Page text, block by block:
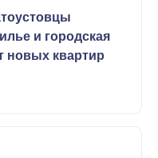
и городская
новых квартир